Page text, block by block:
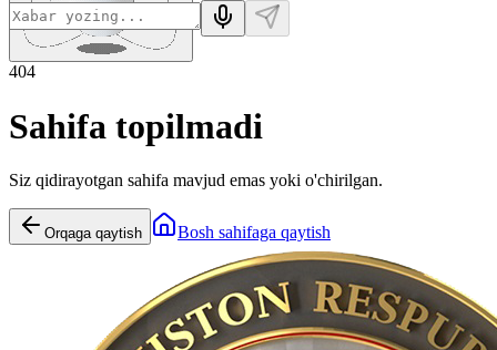
404
Sahifa topilmadi
Siz qidirayotgan sahifa mavjud emas yoki o'chirilgan.
Orqaga qaytish Bosh sahifaga qaytish